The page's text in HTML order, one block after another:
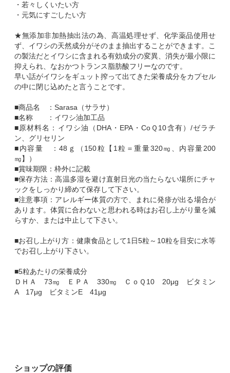
・若々しくいたい方
・元気にすごしたい方
★無添加非加熱抽出法の為、高温処理せず、化学薬品使用せ
ず、イワシの天然成分がそのまま抽出することができます。こ
の製法だとイワシに含まれる有効成分の変異、消失が最小限に
抑えられ、なおかつトランス脂肪酸フリーなのです。
早い話がイワシをギュット搾って出てきた栄養成分をカプセル
の中に閉じ込めたと言うことです。
■商品名 ：Sarasa（サラサ）
■名称 ：イワシ油加工品
■原材料名：イワシ油（DHA・EPA・CoＱ10含有）/ゼラチ
ン、グリセリン
■内容量 ：48ｇ（150粒【1粒＝重量320㎎、内容量200
㎎】）
■賞味期限：枠外に記載
■保存方法：高温多湿を避け直射日光の当たらない場所にチャ
ックをしっかり締めて保存して下さい。
■注意事項：アレルギー体質の方で、まれに発疹が出る場合が
あります。体質に合わないと思われる時はお召し上がり量を減
らすか、または中止して下さい。
■お召し上がり方：健康食品として1日5粒～10粒を目安に水等
でお召し上がり下さい。
■5粒あたりの栄養成分
ＤＨＡ 73㎎ ＥＰＡ 330㎎ ＣｏＱ10 20μg ビタミン
A 17μg ビタミンE 41μg
ショップの評価